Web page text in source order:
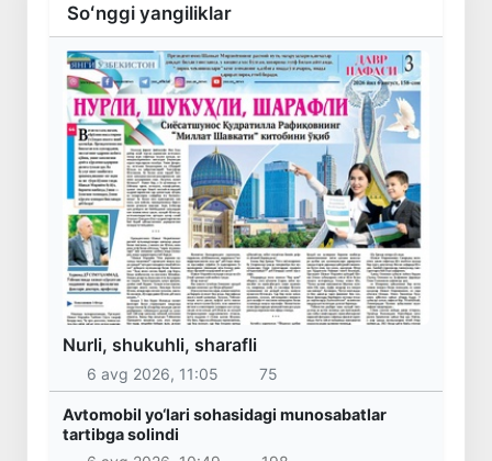
Soʻnggi yangiliklar
Nurli, shukuhli, sharafli
6 avg 2026, 11:05 75
Avtomobil yo‘lari sohasidagi munosabatlar
tartibga solindi